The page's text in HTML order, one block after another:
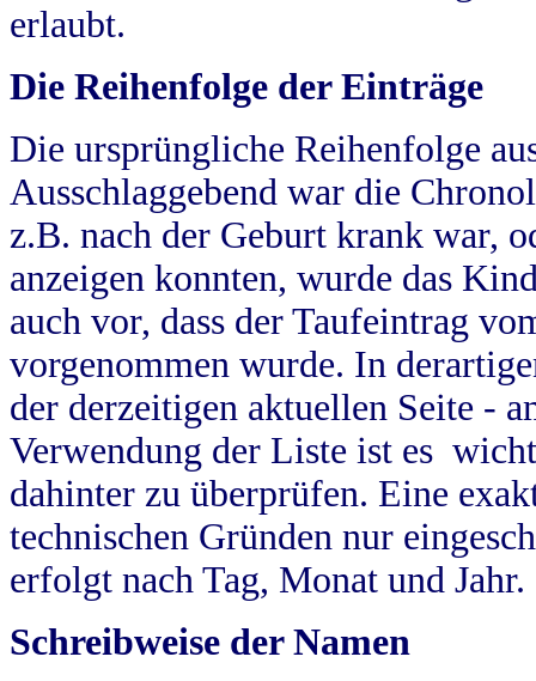
erlaubt.
Die Reihenfolge der Einträge
Die ursprüngliche Reihenfolge
Ausschlaggebend war die
z.B. nach der Geburt krank war,
anzeigen konnten, wurde das
auch vor, dass der Taufeintrag
vorgenommen wurde. In
der derzeitigen aktuellen Seite -
Verwendung der Liste ist es
dahinter zu überprüfen. Eine
technischen Gründen nur
erfolgt nach Tag, Monat und Jahr.
Schreibweise der Namen